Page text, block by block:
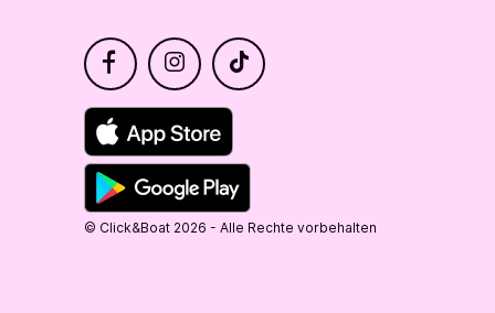
© Click&Boat 2026 - Alle Rechte vorbehalten